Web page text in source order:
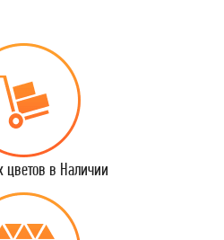
цветов в Наличии